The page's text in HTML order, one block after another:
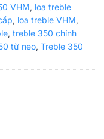
VHM, loa treble
, loa treble VHM,
, treble 350 chính
từ neo, Treble 350